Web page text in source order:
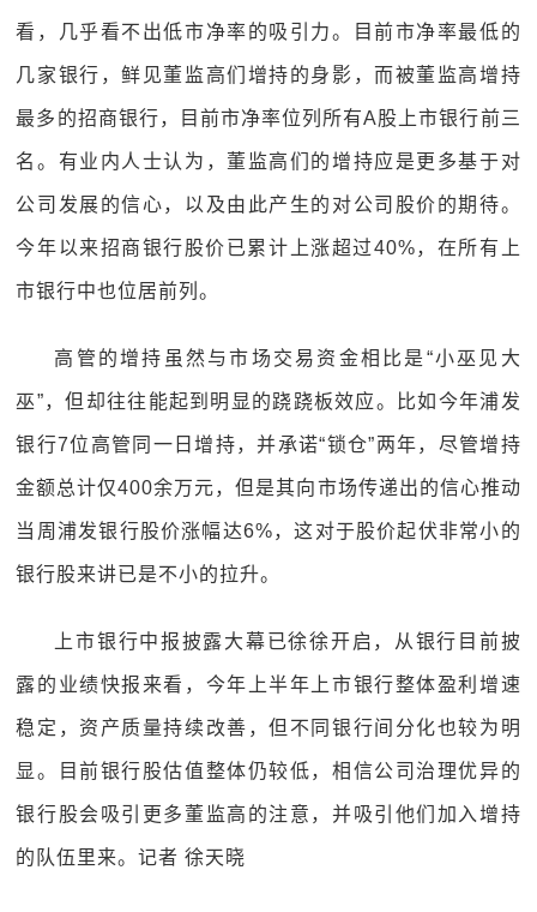
看，几乎看不出低市净率的吸引力。目前市净率最低的
几家银行，鲜见董监高们增持的身影，而被董监高增持
最多的招商银行，目前市净率位列所有A股上市银行前三
名。有业内人士认为，董监高们的增持应是更多基于对
公司发展的信心，以及由此产生的对公司股价的期待。
今年以来招商银行股价已累计上涨超过40%，在所有上
市银行中也位居前列。
高管的增持虽然与市场交易资金相比是“小巫见大
巫”，但却往往能起到明显的跷跷板效应。比如今年浦发
银行7位高管同一日增持，并承诺“锁仓”两年，尽管增持
金额总计仅400余万元，但是其向市场传递出的信心推动
当周浦发银行股价涨幅达6%，这对于股价起伏非常小的
银行股来讲已是不小的拉升。
上市银行中报披露大幕已徐徐开启，从银行目前披
露的业绩快报来看，今年上半年上市银行整体盈利增速
稳定，资产质量持续改善，但不同银行间分化也较为明
显。目前银行股估值整体仍较低，相信公司治理优异的
银行股会吸引更多董监高的注意，并吸引他们加入增持
的队伍里来。记者 徐天晓